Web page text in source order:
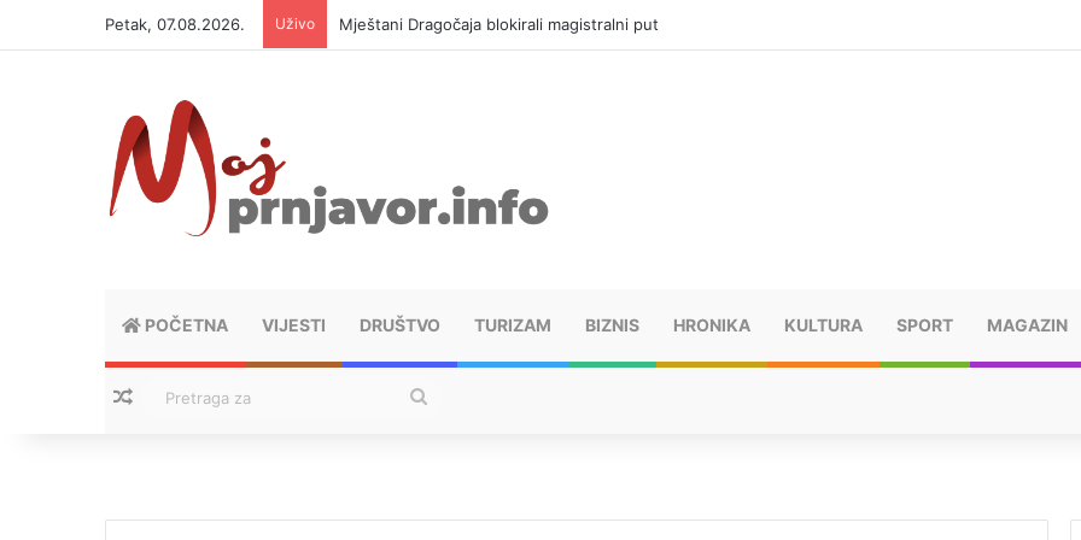
Petak, 07.08.2026. Uživo Mještani Dragočaja blokirali magistralni put
POČETNA VIJESTI DRUŠTVO TURIZAM BIZNIS HRONIKA KULTURA SPORT MAGAZIN
Nasumični tekstovi